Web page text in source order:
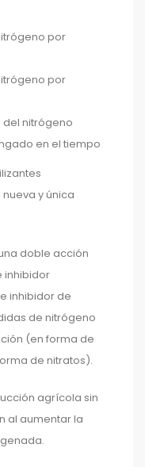
por
por
nitrógeno
en el tiempo
y única
doble acción
inhibidor
e inhibidor de
de nitrógeno
(en forma de
de nitratos).
agrícola sin
al aumentar la